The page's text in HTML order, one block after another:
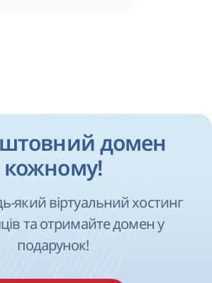
домен
кожному!
який віртуальний хостинг
та отримайте домен у
подарунок!